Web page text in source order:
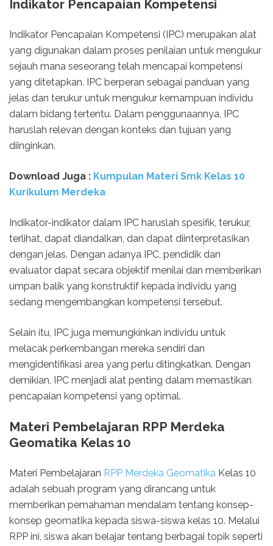
Indikator Pencapaian Kompetensi
Indikator Pencapaian Kompetensi (IPC) merupakan alat
yang digunakan dalam proses penilaian untuk mengukur
sejauh mana seseorang telah mencapai kompetensi
yang ditetapkan. IPC berperan sebagai panduan yang
jelas dan terukur untuk mengukur kemampuan individu
dalam bidang tertentu. Dalam penggunaannya, IPC
haruslah relevan dengan konteks dan tujuan yang
diinginkan.
Download Juga : Kumpulan Materi Smk Kelas 10
Kurikulum Merdeka
Indikator-indikator dalam IPC haruslah spesifik, terukur,
terlihat, dapat diandalkan, dan dapat diinterpretasikan
dengan jelas. Dengan adanya IPC, pendidik dan
evaluator dapat secara objektif menilai dan memberikan
umpan balik yang konstruktif kepada individu yang
sedang mengembangkan kompetensi tersebut.
Selain itu, IPC juga memungkinkan individu untuk
melacak perkembangan mereka sendiri dan
mengidentifikasi area yang perlu ditingkatkan. Dengan
demikian, IPC menjadi alat penting dalam memastikan
pencapaian kompetensi yang optimal.
Materi Pembelajaran RPP Merdeka
Geomatika Kelas 10
Materi Pembelajaran RPP Merdeka Geomatika Kelas 10
adalah sebuah program yang dirancang untuk
memberikan pemahaman mendalam tentang konsep-
konsep geomatika kepada siswa-siswa kelas 10. Melalui
RPP ini, siswa akan belajar tentang berbagai topik seperti